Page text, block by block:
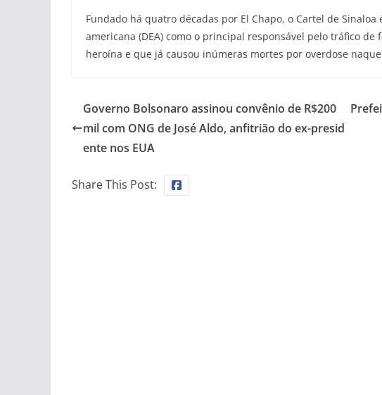
Fundado há quatro décadas por El Chapo, o Cartel de
americana (DEA) como o principal responsável pelo tráfico
heroína e que já causou inúmeras mortes por overdose
Governo Bolsonaro assinou convênio de R$200
mil com ONG de José Aldo, anfitrião do ex-presid
ente nos EUA
Share This Post: